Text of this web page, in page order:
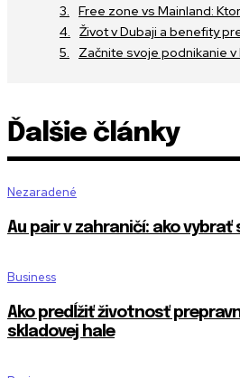
Free zone vs Mainland:
Život v Dubaji a benefity
Začnite svoje podnikanie
Ďalšie články
Nezaradené
Au pair v zahraničí: ako
Business
Ako predĺžiť životnosť
skladovej hale